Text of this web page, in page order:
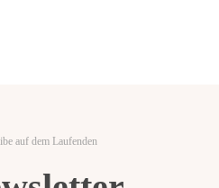
auf dem Laufenden